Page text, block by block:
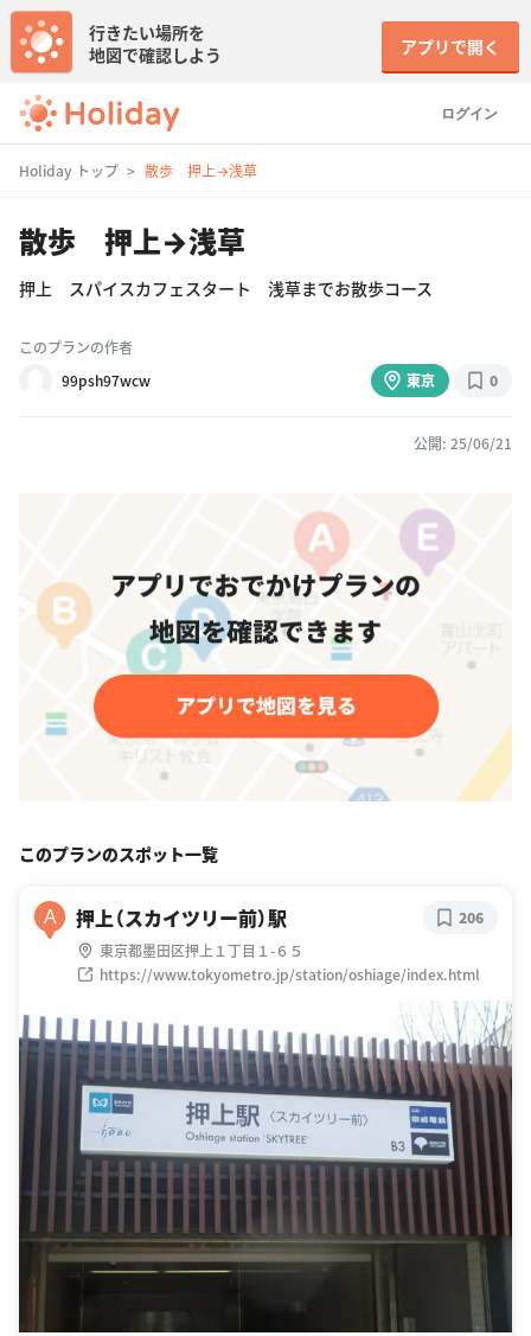
ログイン
行きたい場所を
地図で確認しよう
アプリで開く
Holiday トップ 散歩 押上→浅草
散歩 押上→浅草
押上 スパイスカフェスタート 浅草までお散歩コース
このプランの作者
99psh97wcw
東京 0
公開: 25/06/21
このプランのスポット一覧
A 押上（スカイツリー前）駅
東京都墨田区押上１丁目１-６５
https://www.tokyometro.jp/station/oshiage/index.html
206